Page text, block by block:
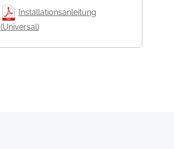
Installationsanleitung
(Universal)